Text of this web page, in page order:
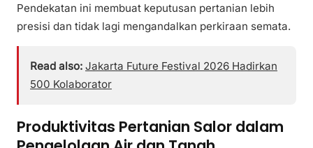
Pendekatan ini membuat keputusan pertanian lebih
presisi dan tidak lagi mengandalkan perkiraan semata.
Read also: Jakarta Future Festival 2026 Hadirkan
500 Kolaborator
Produktivitas Pertanian Salor dalam